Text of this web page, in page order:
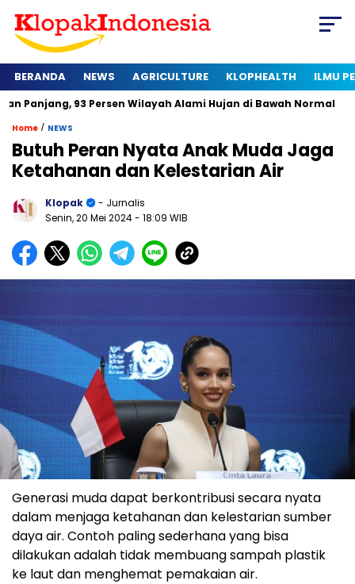
BERANDA NEWS AGRICULTURE KLOPHEALTH ILMU
93 Persen Wilayah Alami Hujan di Bawah Normal Kapan
Home / NEWS
Butuh Peran Nyata Anak Muda Jaga
Ketahanan dan Kelestarian Air
Klopak
- Jurnalis
Senin, 20 Mei 2024- 18:09 WIB
Generasi muda dapat berkontribusi secara nyata
dalam menjaga ketahanan dan kelestarian sumber
daya air. Contoh paling sederhana yang bisa
dilakukan adalah tidak membuang sampah plastik
ke laut dan menghemat pemakaian air.